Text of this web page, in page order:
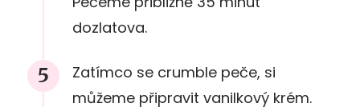
dozlatova.
Zatímco se crumble peče, si
můžeme připravit vanilkový krém.